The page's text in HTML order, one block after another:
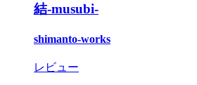
結-musubi-
shimanto-works
レビュー